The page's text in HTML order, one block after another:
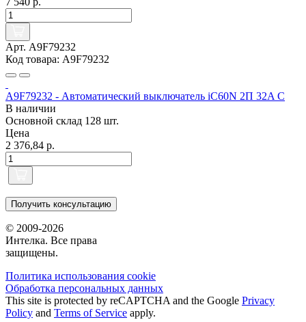
Арт. A9F79232
Код товара: A9F79232
A9F79232 - Автоматический выключатель iC60N 2П 32A C
В наличии
Основной склад 128 шт.
Цена
2 376,84 р.
Получить консультацию
© 2009-2026
Интелка. Все права
защищены.
Политика использования сookie
Обработка персональных данных
This site is protected by reCAPTCHA and the Google Privacy
Policy and Terms of Service apply.